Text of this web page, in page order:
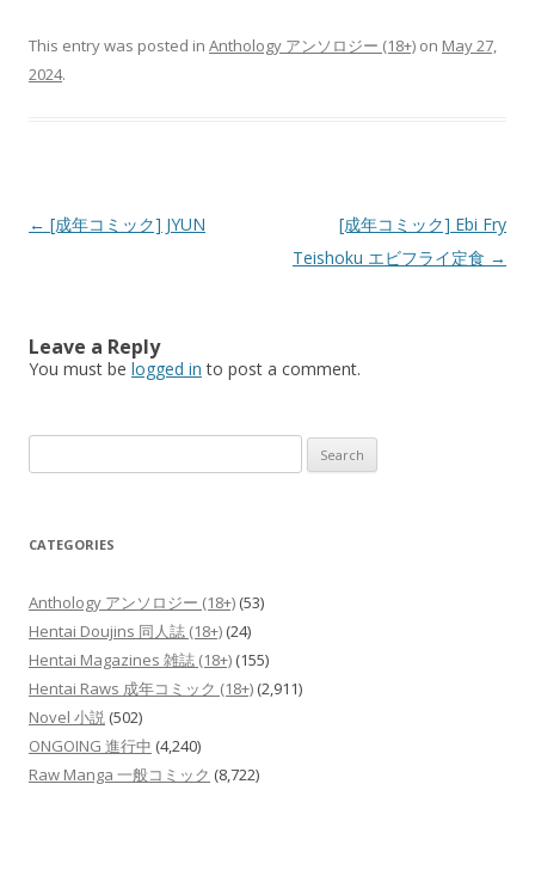
This entry was posted in Anthology アンソロジー (18+) on May 27,
2024.
Post
← [成年コミック] JYUN
[成年コミック] Ebi Fry
Teishoku エビフライ定食 →
Leave a Reply
You must be logged in to post a comment.
for:
CATEGORIES
Anthology アンソロジー (18+) (53)
Hentai Doujins 同人誌 (18+) (24)
Hentai Magazines 雑誌 (18+) (155)
Hentai Raws 成年コミック (18+) (2,911)
Novel 小説 (502)
ONGOING 進行中 (4,240)
Raw Manga 一般コミック (8,722)